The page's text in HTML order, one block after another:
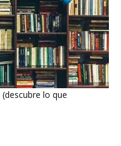
(descubre lo que